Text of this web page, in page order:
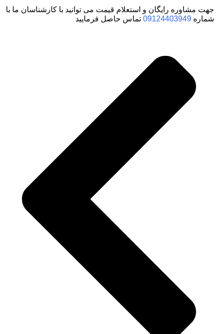
جهت مشاوره رایگان و استعلام قیمت می توانید با کارشناسان ما با
شماره 09124403949 تماس حاصل فرمایید